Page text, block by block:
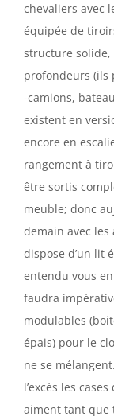
chevaliers avec
équipée de
structure
profondeurs (ils
-camions,
existent en
encore en
rangement à
être sortis
meuble; donc
demain avec
dispose d’un lit
entendu vous
faudra
modulables
épais) pour le
ne se
l’excès les
aiment tant que